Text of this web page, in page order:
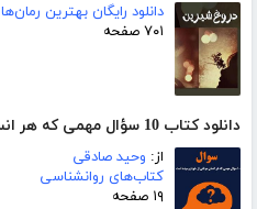
دانلود رایگان بهترین رمان‌ها
۷۰۱ صفحه
دانلود کتاب 10 سؤال مهمی که هر انسان‌ موفقی از خود پرسیده ‌است
از: وحید صادقی
کتاب‌های روانشناسی
۱۹ صفحه